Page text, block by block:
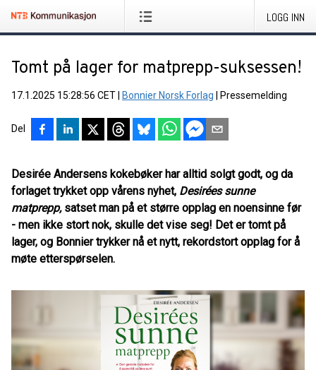
LOGG INN
Tomt på lager for matprepp-suksessen!
17.1.2025 15:28:56 CET Bonnier Norsk Forlag Pressemelding
Del
Desirée Andersens kokebøker har alltid solgt godt, og da
forlaget trykket opp vårens nyhet, Desirées sunne
matprepp, satset man på et større opplag en noensinne før
- men ikke stort nok, skulle det vise seg! Det er tomt på
lager, og Bonnier trykker nå et nytt, rekordstort opplag for å
møte etterspørselen.